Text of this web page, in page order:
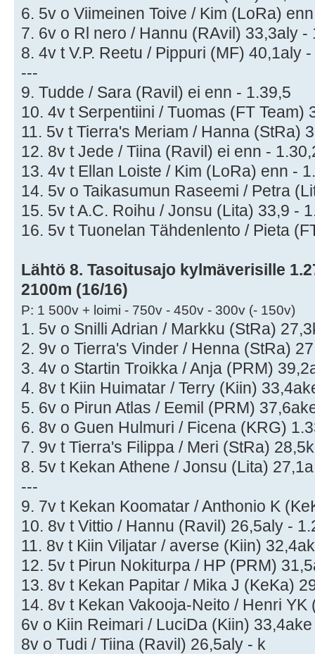
6. 5v o Viimeinen Toive / Kim (LoRa)
7. 6v o Rl nero / Hannu (RAvil) 33,3aly -
8. 4v t V.P. Reetu / Pippuri (MF) 40,1aly
---
9. Tudde / Sara (Ravil) ei enn - 1.39,5
10. 4v t Serpentiini / Tuomas (FT Team)
11. 5v t Tierra's Meriam / Hanna (StRa)
12. 8v t Jede / Tiina (Ravil) ei enn -
13. 4v t Ellan Loiste / Kim (LoRa) enn -
14. 5v o Taikasumun Raseemi / Petra
15. 5v t A.C. Roihu / Jonsu (Lita) 33,9 -
16. 5v t Tuonelan Tähdenlento / Pieta
Lähtö 8. Tasoitusajo kylmäverisille
2100m (16/16)
P: 1 500v + loimi - 750v - 450v - 300v (- 150v)
1. 5v o Snilli Adrian / Markku (StRa)
2. 9v o Tierra's Vinder / Henna (StRa)
3. 4v o Startin Troikka / Anja (PRM)
4. 8v t Kiin Huimatar / Terry (Kiin)
5. 6v o Pirun Atlas / Eemil (PRM)
6. 8v o Guen Hulmuri / Ficena (KRG)
7. 9v t Tierra's Filippa / Meri (StRa)
8. 5v t Kekan Athene / Jonsu (Lita)
---
9. 7v t Kekan Koomatar / Anthonio K
10. 8v t Vittio / Hannu (Ravil) 26,5aly -
11. 8v t Kiin Viljatar / averse (Kiin)
12. 5v t Pirun Nokiturpa / HP (PRM)
13. 8v t Kekan Papitar / Mika J (KeKa)
14. 8v t Kekan Vakooja-Neito / Henri YK
6v o Kiin Reimari / LuciDa (Kiin)
8v o Tudi / Tiina (Ravil) 26,5aly - k